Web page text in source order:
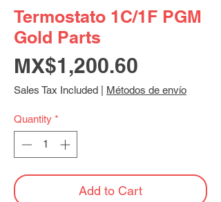
Termostato 1C/1F PGM
Gold Parts
MX$1,200.60
Sales Tax Included Métodos de envío
Quantity *
Add to Cart